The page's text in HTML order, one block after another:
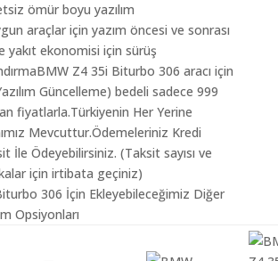
ömür boyu yazılım
araçlar için yazım öncesi ve sonrası
yakıt ekonomisi için sürüş
Z4 35i Biturbo 306 aracı için
Güncelleme) bedeli sadece 999
fiyatlarla.Türkiyenin Her Yerine
Mevcuttur.Ödemeleriniz Kredi
İle Ödeyebilirsiniz. (Taksit sayısı ve
için irtibata geçiniz)
306 İçin Ekleyebileceğimiz Diğer
Opsiyonları